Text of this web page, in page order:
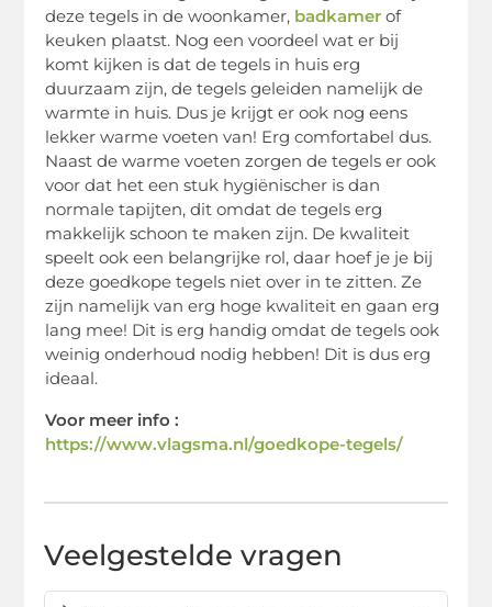
deze tegels in de woonkamer, badkamer of
keuken plaatst. Nog een voordeel wat er bij
komt kijken is dat de tegels in huis erg
duurzaam zijn, de tegels geleiden namelijk de
warmte in huis. Dus je krijgt er ook nog eens
lekker warme voeten van! Erg comfortabel dus.
Naast de warme voeten zorgen de tegels er ook
voor dat het een stuk hygiënischer is dan
normale tapijten, dit omdat de tegels erg
makkelijk schoon te maken zijn. De kwaliteit
speelt ook een belangrijke rol, daar hoef je je bij
deze goedkope tegels niet over in te zitten. Ze
zijn namelijk van erg hoge kwaliteit en gaan erg
lang mee! Dit is erg handig omdat de tegels ook
weinig onderhoud nodig hebben! Dit is dus erg
ideaal.
Voor meer info :
https://www.vlagsma.nl/goedkope-tegels/
Veelgestelde vragen